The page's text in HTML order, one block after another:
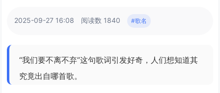
2025-09-27 16:08 阅读数 1840 #歌名
“我们要不离不弃”这句歌词引发好奇，人们想知道其
究竟出自哪首歌。